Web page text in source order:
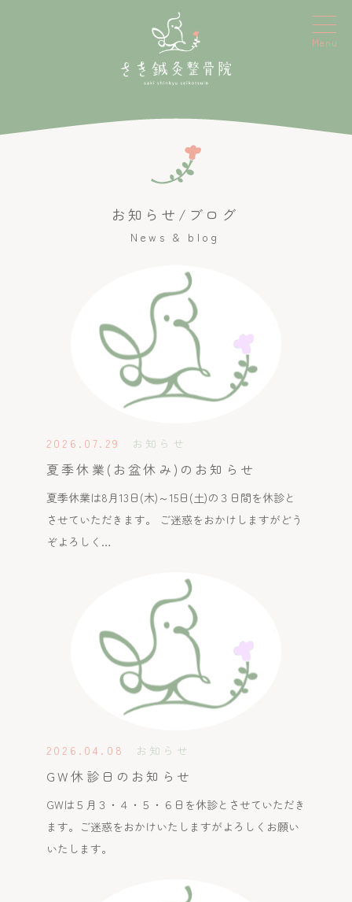
Menu
お知らせ/ブログ
News & blog
2026.07.29 お知らせ
夏季休業(お盆休み)のお知らせ
夏季休業は8月13日(木)～15日(土)の３日間を休診と
させていただきます。 ご迷惑をおかけしますがどう
ぞよろしく…
2026.04.08 お知らせ
GW休診日のお知らせ
GWは５月３・４・５・６日を休診とさせていただき
ます。ご迷惑をおかけいたしますがよろしくお願い
いたします。